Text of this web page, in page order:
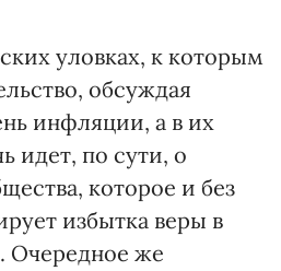
уловках, к которым
обсуждая
инфляции, а в их
идет, по сути, о
которое и без
избытка веры в
Очередное же